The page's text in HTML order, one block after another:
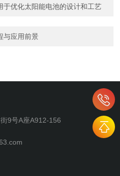
于优化太阳能电池的设计和工艺
与应用前景
9号A座A912-156